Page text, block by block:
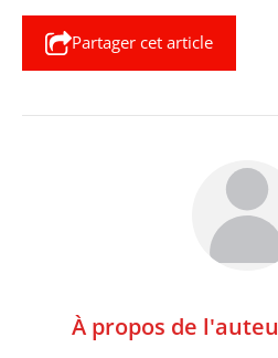
Partager cet article
À propos de